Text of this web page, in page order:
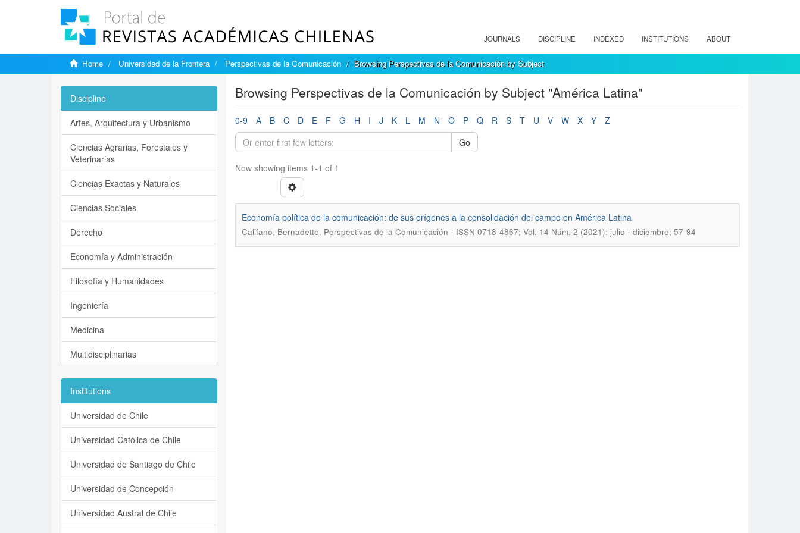
JOURNALS DISCIPLINE INDEXED INSTITUTIONS ABOUT
Home Universidad de la Frontera Perspectivas de la Comunicación Browsing Perspectivas de la Comunicación by Subject
Browsing Perspectivas de la Comunicación by Subject "América Latina"
0-9 A B C D E F G H I J K L M N O P Q R S T U V W X Y
Z
Go
Now showing items 1-1 of 1
Economía política de la comunicación: de sus orígenes a la consolidación del campo en América Latina
Califano, Bernadette. Perspectivas de la Comunicación - ISSN 0718-4867; Vol. 14 Núm. 2 (2021): julio - diciembre; 57-94
Discipline
Artes, Arquitectura y Urbanismo
Ciencias Agrarias, Forestales y
Veterinarias
Ciencias Exactas y Naturales
Ciencias Sociales
Derecho
Economía y Administración
Filosofía y Humanidades
Ingeniería
Medicina
Multidisciplinarias
Institutions
Universidad de Chile
Universidad Católica de Chile
Universidad de Santiago de Chile
Universidad de Concepción
Universidad Austral de Chile